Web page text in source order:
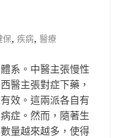
保,疾病,醫療
系。中醫主張慢性
醫主張對症下藥，
效。這兩派各自有
症。然而，隨著生
量越來越多，使得